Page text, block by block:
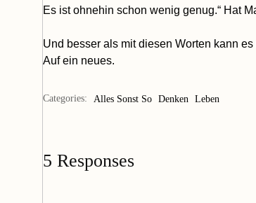
Es ist ohnehin schon wenig genug.“ Hat
Und besser als mit diesen Worten kann
Auf ein neues.
Categories: Alles Sonst So Denken Leben
5 Responses